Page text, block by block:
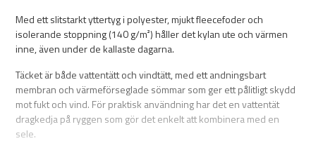
Med ett slitstarkt yttertyg i polyester, mjukt fleecefoder och
isolerande stoppning (140 g/m²) håller det kylan ute och värmen
inne, även under de kallaste dagarna.
Täcket är både vattentätt och vindtätt, med ett andningsbart
membran och värmeförseglade sömmar som ger ett pålitligt skydd
mot fukt och vind. För praktisk användning har det en vattentät
dragkedja på ryggen som gör det enkelt att kombinera med en
sele.